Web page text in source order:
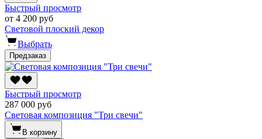
Быстрый просмотр
от 4 200 руб
Световой плоский декор
Выбрать
Предзаказ
Быстрый просмотр
287 000 руб
Световая композиция "Три свечи"
В корзину